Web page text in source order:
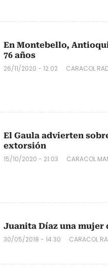
En Montebello,
76 años
26/11/2020 - 12:02 CARACOL
El Gaula advierten
extorsión
15/10/2020 - 21:03 CARACOL
Juanita Díaz una
30/05/2018 - 14:30 CARACOL